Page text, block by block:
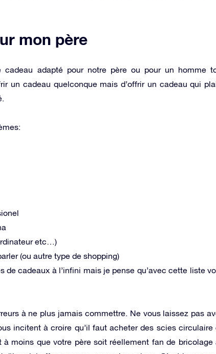
mon père
cadeau adapté pour notre père ou pour un homme
un cadeau quelconque mais d’offrir un cadeau qui
etc…)
(ou autre type de shopping)
de cadeaux à l’infini mais je pense qu’avec cette liste
à ne plus jamais commettre. Ne vous laissez pas
incitent à croire qu’il faut acheter des scies circulaire
moins que votre père soit réellement fan de bricolage